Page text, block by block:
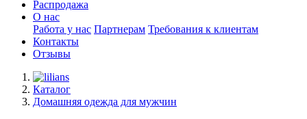
Распродажа
О нас
Работа у нас Партнерам Требования к клиентам
Контакты
Отзывы
Каталог
Домашняя одежда для мужчин